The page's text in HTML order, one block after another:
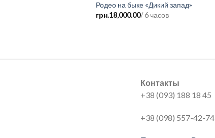
Родео на быке «Дикий запад»
грн.18,000.00/ 6 часов
Контакты
+38 (093) 188 18 45
+38 (098) 557-42-74